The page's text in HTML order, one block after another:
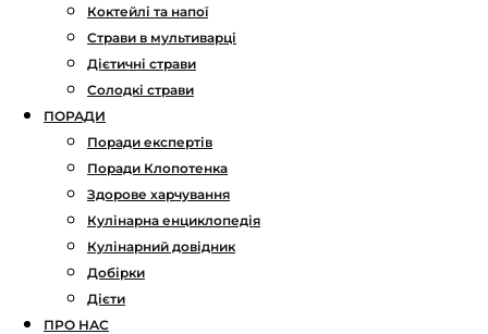
Коктейлі та напої
Страви в мультиварці
Дієтичні страви
Солодкі страви
ПОРАДИ
Поради експертів
Поради Клопотенка
Здорове харчування
Кулінарна енциклопедія
Кулінарний довідник
Добірки
Дієти
ПРО НАС